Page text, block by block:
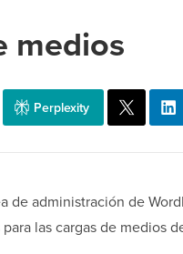
medios
Perplexity
de administración de
las cargas de medios